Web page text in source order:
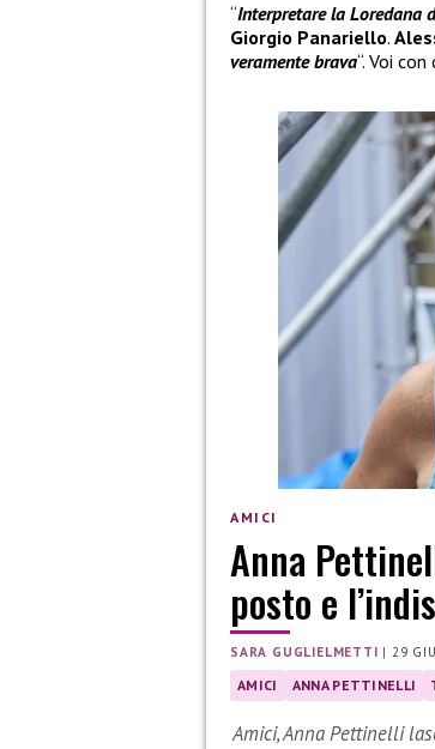
“Interpretare la Loredana
Giorgio Panariello.
veramente brava“. Voi
AMICI
Anna
posto e
SARA GUGLIELMETTI |29
AMICI ANNA PETTINELLI
Amici, Anna Pettinelli